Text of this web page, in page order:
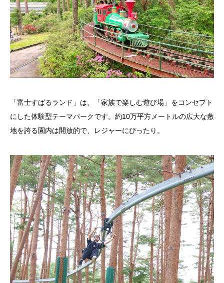
「富士すばるランド」は、「家族で楽しむ遊び場」をコンセプト
にした体験型テーマパークです。約10万平方メートルの広大な敷
地を誇る園内は開放的で、レジャーにぴったり。